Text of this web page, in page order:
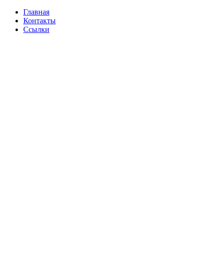
Главная
Контакты
Ссылки